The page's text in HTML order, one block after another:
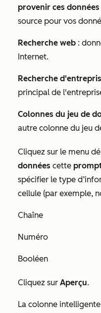
provenir ces données
source pour vos
Recherche web :
Internet.
Recherche
principal de
Colonnes du jeu de
autre colonne du jeu
Cliquez sur le menu
données cette
spécifier le type
cellule (par exemple,
Chaîne
Numéro
Booléen
Cliquez sur Aperçu.
La colonne